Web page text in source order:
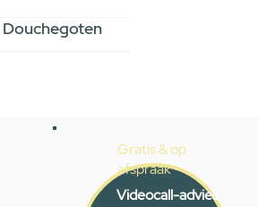
Douchegoten
Gratis & op
afspraak
Videocall-advies